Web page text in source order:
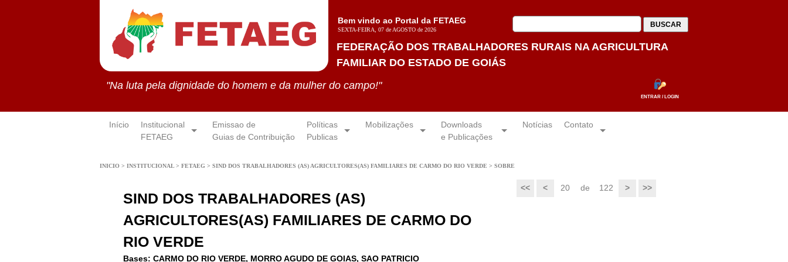
Bem vindo ao Portal da FETAEG
SEXTA-FEIRA, 07 de AGOSTO de 2026
BUSCAR
FEDERAÇÃO DOS TRABALHADORES RURAIS NA AGRICULTURA
FAMILIAR DO ESTADO DE GOIÁS
"Na luta pela dignidade do homem e da mulher do campo!"
ENTRAR / LOGIN
Início
Institucional
FETAEG
Emissao de
Guias de Contribuição
Políticas
Publicas
Mobilizações
Downloads
e Publicações
Notícias Contato
INICIO > INSTITUCIONAL> FETAEG > SIND DOS TRABALHADORES (AS) AGRICULTORES(AS) FAMILIARES DE CARMO DO RIO VERDE > SOBRE
SIND DOS TRABALHADORES (AS)
AGRICULTORES(AS) FAMILIARES DE CARMO DO
RIO VERDE
Bases: CARMO DO RIO VERDE, MORRO AGUDO DE GOIAS, SAO PATRICIO
<< < 20 de 122 > >>